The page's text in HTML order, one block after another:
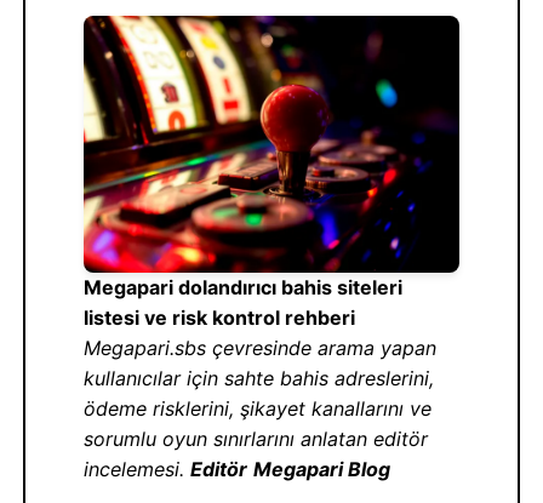
Megapari dolandırıcı bahis siteleri
listesi ve risk kontrol rehberi
Megapari.sbs çevresinde arama yapan
kullanıcılar için sahte bahis adreslerini,
ödeme risklerini, şikayet kanallarını ve
sorumlu oyun sınırlarını anlatan editör
incelemesi. Editör Megapari Blog